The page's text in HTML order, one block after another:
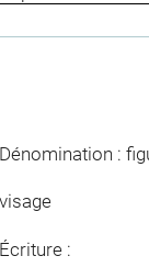
Dénomination :
visage
Écriture :